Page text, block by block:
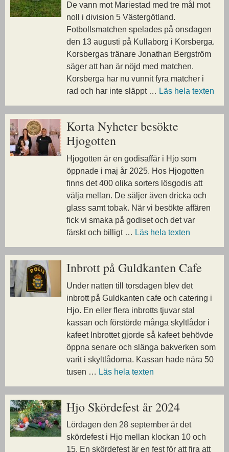
De vann mot Mariestad med tre mål mot
noll i division 5 Västergötland.
Fotbollsmatchen spelades på onsdagen
den 13 augusti på Kullaborg i Korsberga.
Korsbergas tränare Jonathan Bergström
säger att han är nöjd med matchen.
Korsberga har nu vunnit fyra matcher i
rad och har inte släppt … Läs hela texten
Korta Nyheter besökte
Hjogotten
Hjogotten är en godisaffär i Hjo som
öppnade i maj år 2025. Hos Hjogotten
finns det 400 olika sorters lösgodis att
välja mellan. De säljer även dricka och
glass samt tobak. När vi besökte affären
fick vi smaka på godiset och det var
färskt och billigt … Läs hela texten
Inbrott på Guldkanten Cafe
Under natten till torsdagen blev det
inbrott på Guldkanten cafe och catering i
Hjo. En eller flera inbrotts tjuvar stal
kassan och förstörde många skyltlådor i
kafeet Inbrottet gjorde så kafeet behövde
öppna senare och slänga bakverken som
varit i skyltlådorna. Kassan hade nära 50
tusen … Läs hela texten
Hjo Skördefest år 2024
Lördagen den 28 september är det
skördefest i Hjo mellan klockan 10 och
15. En skördefest är en fest för att fira att